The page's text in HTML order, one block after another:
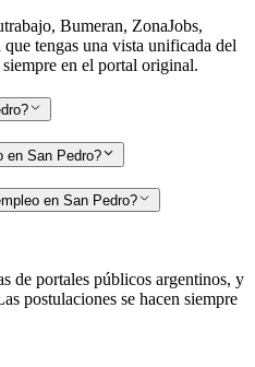
Bumeran, ZonaJobs,
tengas una vista unificada del
en el portal original.
en San Pedro?
en San Pedro?
de portales públicos argentinos, y
postulaciones se hacen siempre